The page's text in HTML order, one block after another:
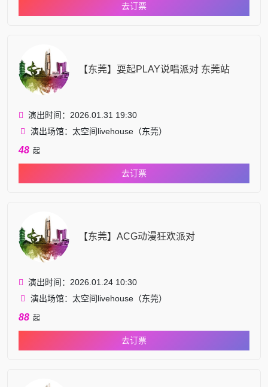
去订票
【东莞】耍起PLAY说唱派对 东莞站
演出时间：2026.01.31 19:30
演出场馆：太空间livehouse（东莞）
48 起
去订票
【东莞】ACG动漫狂欢派对
演出时间：2026.01.24 10:30
演出场馆：太空间livehouse（东莞）
88 起
去订票